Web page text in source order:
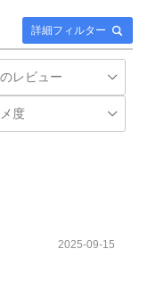
詳細フィルター
2025-09-15